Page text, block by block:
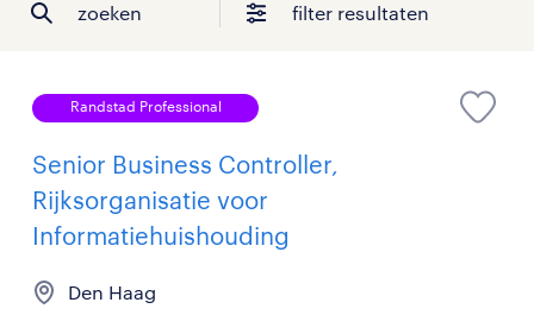
zoeken filter resultaten
Randstad Professional
Senior Business Controller,
Rijksorganisatie voor
Informatiehuishouding
Den Haag